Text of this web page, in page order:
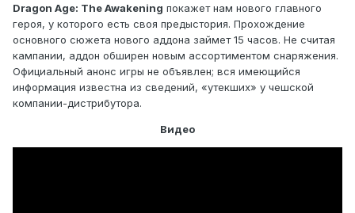
Dragon Age: The Awakening покажет нам нового главного
героя, у которого есть своя предыстория. Прохождение
основного сюжета нового аддона займет 15 часов. Не считая
кампании, аддон обширен новым ассортиментом снаряжения.
Официальный анонс игры не объявлен; вся имеющийся
информация известна из сведений, «утекших» у чешской
компании-дистрибутора.
Видео